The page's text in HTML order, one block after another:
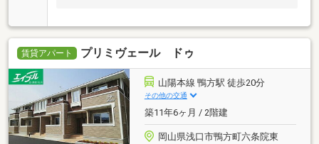
賃貸アパート プリミヴェール ドゥ
山陽本線 鴨方駅 徒歩20分
その他の交通
築11年6ヶ月 / 2階建
岡山県浅口市鴨方町六条院東